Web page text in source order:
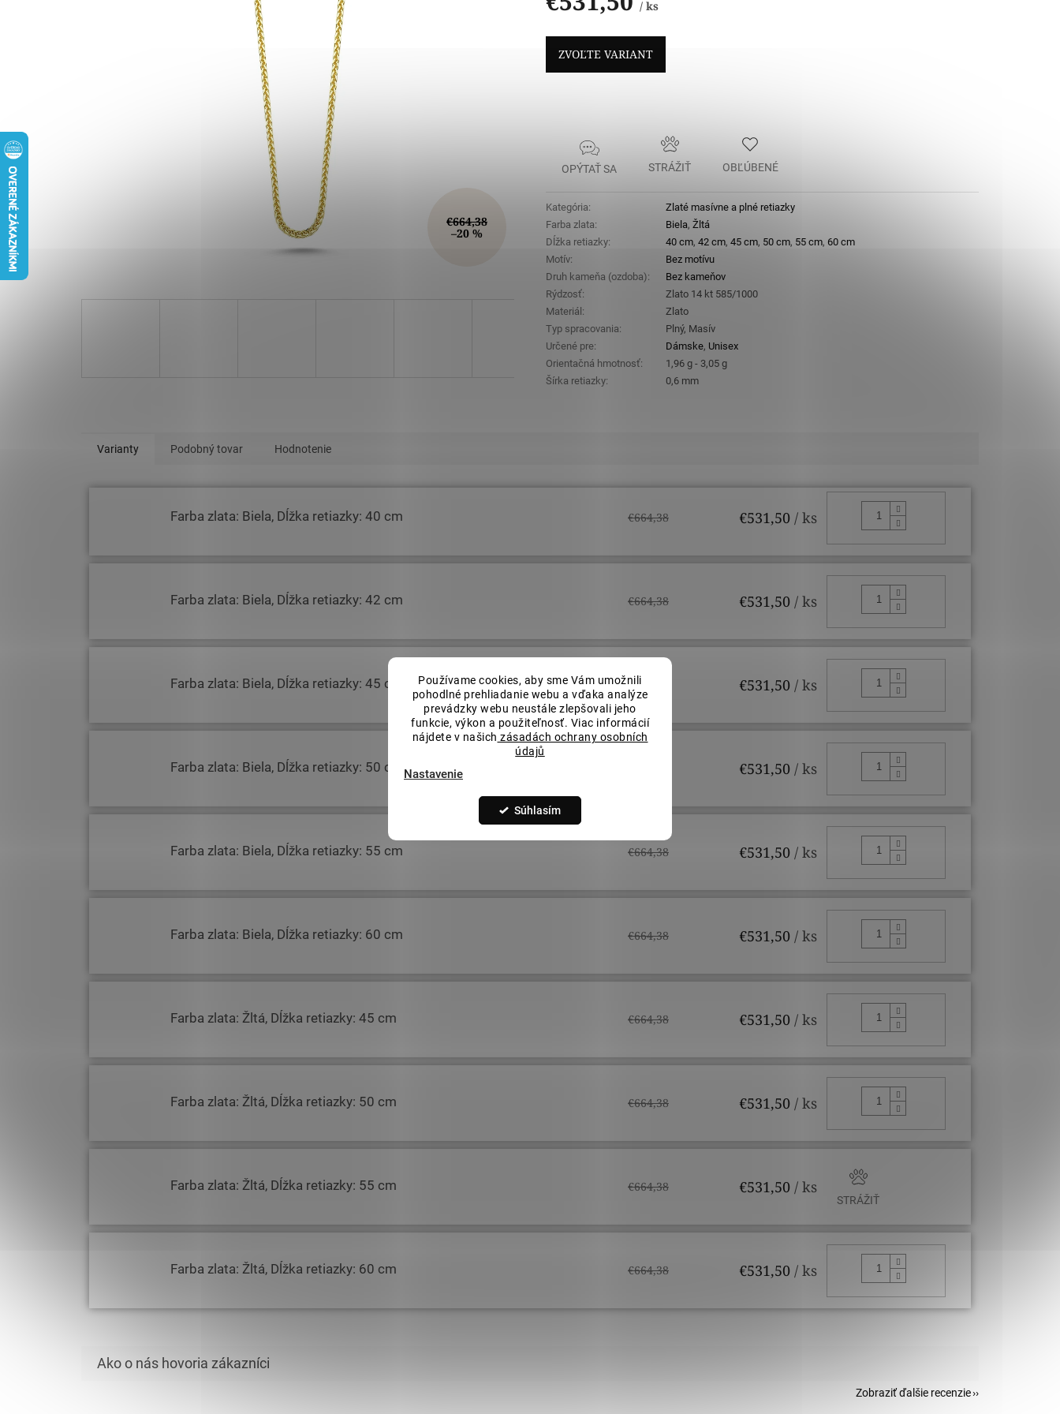
Používame cookies, aby sme Vám umožnili
pohodlné prehliadanie webu a vďaka analýze
prevádzky webu neustále zlepšovali jeho
funkcie, výkon a použiteľnosť. Viac informácií
nájdete v našich zásadách ochrany osobních
údajů
Nastavenie
Súhlasím
€664,38
–20 %
/ ks
ZVOĽTE VARIANT
OPÝTAŤ SA STRÁŽIŤ OBĽÚBENÉ
Kategória:
Zlaté masívne a plné retiazky
Farba zlata: Biela, Žltá
Dĺžka retiazky: 40 cm, 42 cm, 45 cm, 50 cm, 55 cm, 60 cm
Motív:
Bez motívu
Druh kameňa (ozdoba):
Bez kameňov
Rýdzosť:
Zlato 14 kt 585/1000
Materiál :
Zlato
Typ spracovania:
Plný, Masív
Určené pre: Dámske, Unisex
Orientačná hmotnosť:
1,96 g - 3,05 g
Šírka retiazky: 0,6 mm
Varianty Podobný tovar Hodnotenie
Farba zlata: Biela, Dĺžka retiazky: 40 cm €664,38 €531,50 / ks
Farba zlata: Biela, Dĺžka retiazky: 42 cm €664,38 €531,50 / ks
Farba zlata: Biela, Dĺžka retiazky: 45 cm €664,38 €531,50 / ks
Farba zlata: Biela, Dĺžka retiazky: 50 cm €531,50 / ks
Farba zlata: Biela, Dĺžka retiazky: 55 cm €664,38 €531,50 / ks
Farba zlata: Biela, Dĺžka retiazky: 60 cm €664,38 €531,50 / ks
Farba zlata: Žltá, Dĺžka retiazky: 45 cm €664,38 €531,50 / ks
Farba zlata: Žltá, Dĺžka retiazky: 50 cm €664,38 €531,50 / ks
Farba zlata: Žltá, Dĺžka retiazky: 55 cm €664,38 €531,50 / ks
STRÁŽIŤ
Farba zlata: Žltá, Dĺžka retiazky: 60 cm €664,38 €531,50 / ks
Zobraziť ďalšie recenzie